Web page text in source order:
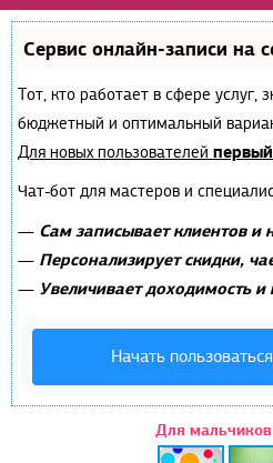
Сервис онлайн-записи на
Тот, кто работает в сфере
бюджетный и оптимальный
Для новых пользователей
Чат-бот для мастеров и
— Сам записывает клиентов и
— Персонализирует скидки,
— Увеличивает доходимость
Начать
Для мальчиков